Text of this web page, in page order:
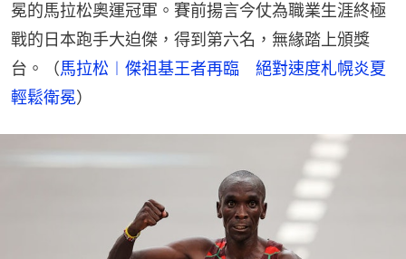
冕的馬拉松奧運冠軍。賽前揚言今仗為職業生涯終極
戰的日本跑手大迫傑，得到第六名，無緣踏上頒獎
台。（馬拉松︱傑祖基王者再臨　絕對速度札幌炎夏
輕鬆衛冕）